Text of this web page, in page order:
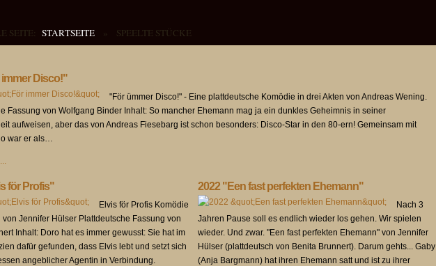
SEITE: STARTSEITE » SPEELTE STÜCKE
Disco!"
"För ümmer Disco!" - Eine plattdeutsche Komödie in drei Akten von Andreas Wening.
Fassung von Wolfgang Binder Inhalt: So mancher Ehemann mag ja ein dunkles Geheimnis in seiner
aufweisen, aber das von Andreas Fiesebarg ist schon besonders: Disco-Star in den 80-ern! Gemeinsam mit
war er als…
för Profis"
Elvis för Profis Komödie
von Jennifer Hülser Plattdeutsche Fassung von
Inhalt: Doro hat es immer gewusst: Sie hat im
dafür gefunden, dass Elvis lebt und setzt sich
angeblicher Agentin in Verbindung.
2022 "Een fast perfekten Ehemann"
Nach 3
Jahren Pause soll es endlich wieder los gehen. Wir spielen
wieder. Und zwar. "Een fast perfekten Ehemann" von Jennifer
Hülser (plattdeutsch von Benita Brunnert). Darum gehts... Gaby
(Anja Bargmann) hat ihren Ehemann satt und ist zu ihrer